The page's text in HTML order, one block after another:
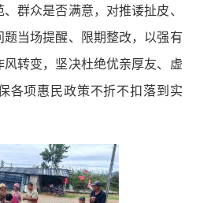
群众是否满意，对推诿扯皮、
当场提醒、限期整改，以强有
转变，坚决杜绝优亲厚友、虚
各项惠民政策不折不扣落到实